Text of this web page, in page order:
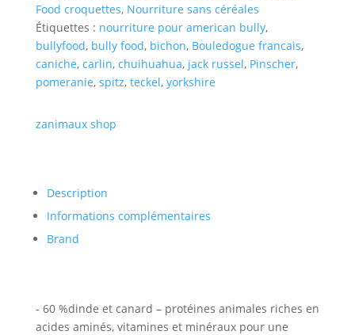
2kg
Food croquettes, Nourriture sans céréales
Étiquettes : nourriture pour american bully,
bullyfood, bully food, bichon, Bouledogue francais,
caniche, carlin, chuihuahua, jack russel, Pinscher,
pomeranie, spitz, teckel, yorkshire
zanimaux shop
Description
Informations complémentaires
Brand
- 60 %dinde et canard – protéines animales riches en
acides aminés, vitamines et minéraux pour une